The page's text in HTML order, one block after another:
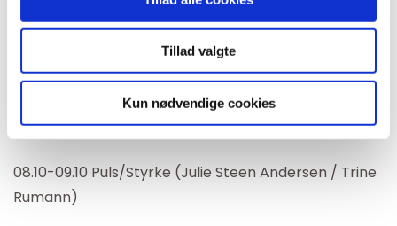
Tillad valgte
Kun nødvendige cookies
05.30-06.15 BodyBike (Trine)
10.00-11.00 Sjov Motion (Anja)
LØRDAG
08.10-09.10 Puls/Styrke (Julie Steen Andersen / Trine
Rumann)